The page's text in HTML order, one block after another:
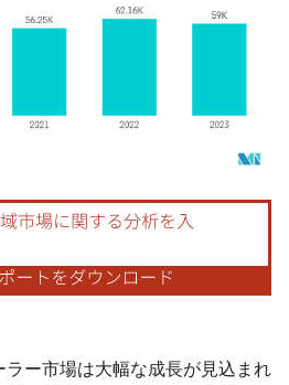
用にはCC BY 4.0の表示が必要です。
ー市場は大幅な成長が見込まれ